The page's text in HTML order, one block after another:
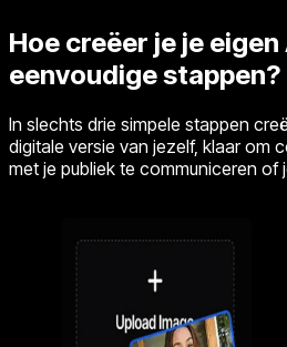
Hoe creëer je je
eenvoudige stappen?
In slechts drie simpele stappen
digitale versie van jezelf, klaar om
met je publiek te communiceren of